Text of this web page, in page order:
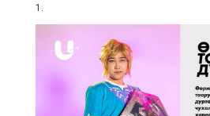
1.